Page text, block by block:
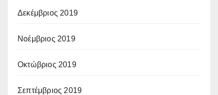
Δεκέμβριος 2019
Νοέμβριος 2019
Οκτώβριος 2019
Σεπτέμβριος 2019